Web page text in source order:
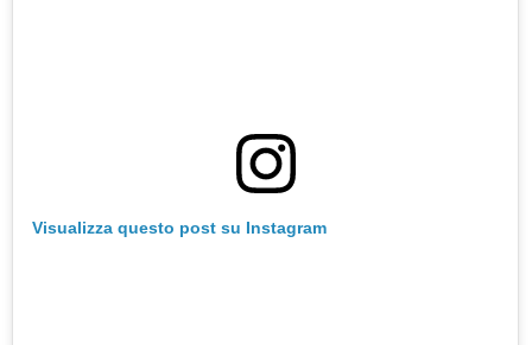
Visualizza questo post su Instagram